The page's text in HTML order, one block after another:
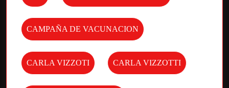
CAMPAÑA DE VACUNACION
CARLA VIZZOTI CARLA VIZZOTTI